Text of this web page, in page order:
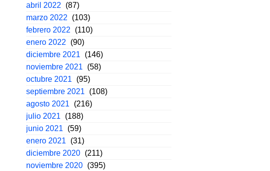
abril 2022
(87)
marzo 2022
(103)
febrero 2022
(110)
enero 2022
(90)
diciembre 2021
(146)
noviembre 2021
(58)
octubre 2021
(95)
septiembre 2021
(108)
agosto 2021
(216)
julio 2021
(188)
junio 2021
(59)
enero 2021
(31)
diciembre 2020 (211)
noviembre 2020 (395)